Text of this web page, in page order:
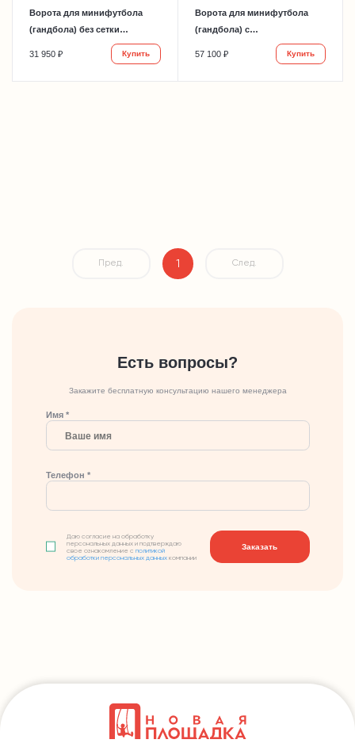
Ворота для минифутбола
(гандбола) без сетки
СПОРТМЕН NEW СВС 97
31 950 ₽ Купить
Ворота для минифутбола
(гандбола) с
баскетбольниым щитом
СПОРТМЕН NEW СВС 97-1
57 100 ₽ Купить
Пред. 1 След.
Есть вопросы?
Закажите бесплатную консультацию нашего менеджера
Имя *
Телефон *
Даю согласие на обработку
персональных данных и подтверждаю
свое ознакомление с политикой
обработки персональных данныхкомпании
Заказать